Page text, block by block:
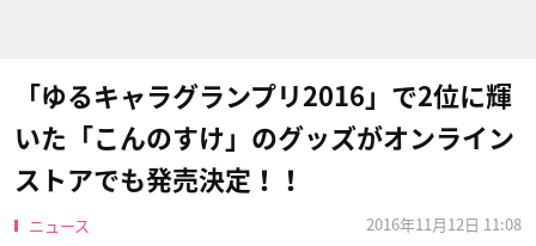
「ゆるキャラグランプリ2016」で2位に輝
いた「こんのすけ」のグッズがオンライン
ストアでも発売決定！！
ニュース
2016年11月12日 11:08